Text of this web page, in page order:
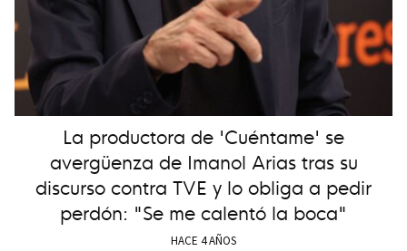
La productora de 'Cuéntame' se
avergüenza de Imanol Arias tras su
discurso contra TVE y lo obliga a pedir
perdón: "Se me calentó la boca"
HACE 4 AÑOS